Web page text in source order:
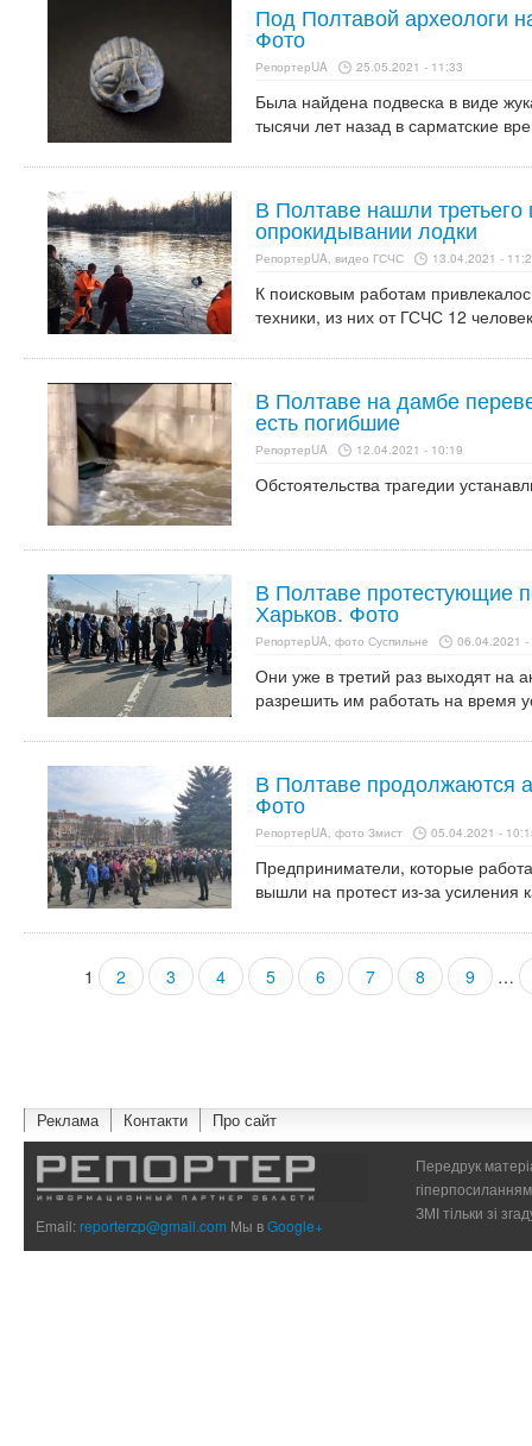
Под Полтавой археологи
Фото
РепортерUA 25.05.2021 - 11:33
Была найдена подвеска в виде
тысячи лет назад в сарматские
В Полтаве нашли третьего
опрокидывании лодки
РепортерUA, видео ГСЧС 13.04.2021 -
К поисковым работам
техники, из них от ГСЧС 12
В Полтаве на дамбе
есть погибшие
РепортерUA 12.04.2021 - 10:19
Обстоятельства трагедии
В Полтаве протестующие
Харьков. Фото
РепортерUA, фото Суспильне 06.04.2021 -
Они уже в третий раз выходят на
разрешить им работать на время
В Полтаве продолжаются
Фото
РепортерUA, фото Змист 05.04.2021 -
Предприниматели, которые
вышли на протест из-за усиления
Страницы
1 2 3 4 5 6 7 8 9 …
Реклама Контакти Про сайт
Email:reporterzp@gmail.com Мы вGoogle+
Передрук
ЗМІ тільки зі